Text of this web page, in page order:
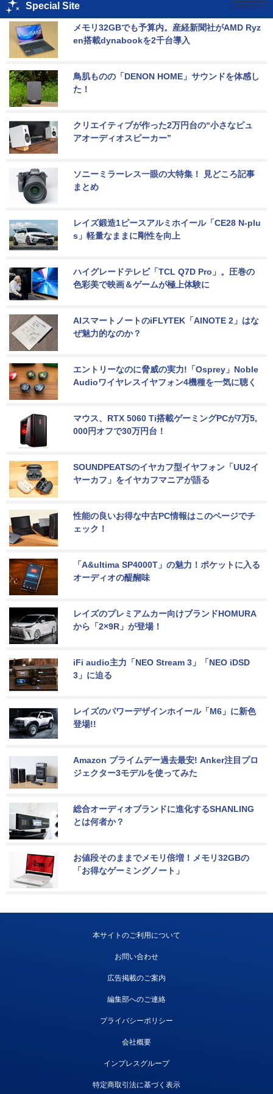
Special Site
メモリ32GBでも予算内。産経新聞社がAMD Ryz
en搭載dynabookを2千台導入
鳥肌ものの「DENON HOME」サウンドを体感し
た！
クリエイティブが作った2万円台の“小さなピュ
アオーディオスピーカー”
ソニーミラーレス一眼の大特集！ 見どころ記事
まとめ
レイズ鍛造1ピースアルミホイール「CE28 N-plu
s」軽量なままに剛性を向上
ハイグレードテレビ「TCL Q7D Pro」。圧巻の
色彩美で映画＆ゲームが極上体験に
AIスマートノートのiFLYTEK「AINOTE 2」はな
ぜ魅力的なのか？
エントリーなのに脅威の実力!「Osprey」Noble
Audioワイヤレスイヤフォン4機種を一気に聴く
マウス、RTX 5060 Ti搭載ゲーミングPCが7万5,
000円オフで30万円台！
SOUNDPEATSのイヤカフ型イヤフォン「UU2イ
ヤーカフ」をイヤカフマニアが語る
性能の良いお得な中古PC情報はこのページでチ
ェック！
「A&ultima SP4000T」の魅力！ポケットに入る
オーディオの醍醐味
レイズのプレミアムカー向けブランドHOMURA
から「2×9R」が登場！
iFi audio主力「NEO Stream 3」「NEO iDSD
3」に迫る
レイズのパワーデザインホイール「M6」に新色
登場!!
Amazon プライムデー過去最安! Anker注目プロ
ジェクター3モデルを使ってみた
総合オーディオブランドに進化するSHANLING
とは何者か？
お値段そのままでメモリ倍増！メモリ32GBの
「お得なゲーミングノート」
本サイトのご利用について
お問い合わせ
広告掲載のご案内
編集部へのご連絡
プライバシーポリシー
会社概要
インプレスグループ
特定商取引法に基づく表示